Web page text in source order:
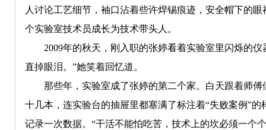
人讨论工艺细节，袖口沾着些许焊锡痕迹，安全帽下的
个实验室技术员成长为技术带头人。
2009年的秋天，刚入职的张婷看着实验室里闪烁的仪
直掉眼泪。”她笑着回忆道。
那些年，实验室成了张婷的第二个家。白天跟着师傅
十几本，连实验台的抽屉里都塞满了标注着“失败案例”
记录一次数据。“干活不能怕吃苦，技术上的坎必须一个